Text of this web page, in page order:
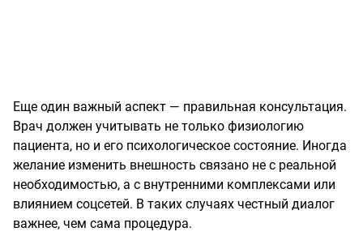
Еще один важный аспект — правильная консультация.
Врач должен учитывать не только физиологию
пациента, но и его психологическое состояние. Иногда
желание изменить внешность связано не с реальной
необходимостью, а с внутренними комплексами или
влиянием соцсетей. В таких случаях честный диалог
важнее, чем сама процедура.